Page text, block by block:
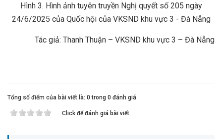
Hình 3. Hình ảnh tuyên truyền Nghị quyết số 205 ngày
24/6/2025 của Quốc hội của VKSND khu vực 3 - Đà Nẵng
Tác giả: Thanh Thuận – VKSND khu vực 3 – Đà Nẵng
Tổng số điểm của bài viết là: 0 trong 0 đánh giá
Click để đánh giá bài viết